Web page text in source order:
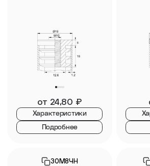
от 24,80 ₽
Характеристики
Подробнее
30М8ЧН